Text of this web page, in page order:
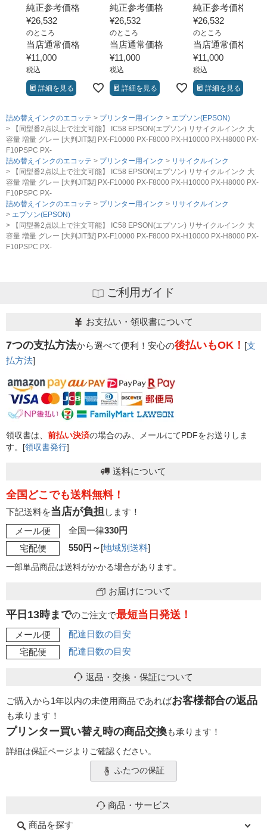
純正参考価格
¥26,532
のところ
当店通常価格
¥11,000
税込
詳細を見る
純正参考価格
¥26,532
のところ
当店通常価格
¥11,000
税込
詳細を見る
純正参考価格
¥26,532
のところ
当店通常価格
¥11,000
税込
詳細を見る
詰め替えインクのエコッテ プリンター用インク
エプソン(EPSON)
【同型番2点以上で注文可能】 IC58 EPSON(エプソン) リサイクルインク 大
容量 増量 グレー [大判JIT製] PX-F10000 PX-F8000 PX-H10000 PX-H8000 PX-
F10PSPC PX-
詰め替えインクのエコッテ
プリンター用インク
リサイクルインク
【同型番2点以上で注文可能】 IC58 EPSON(エプソン) リサイクルインク 大
容量 増量 グレー [大判JIT製] PX-F10000 PX-F8000 PX-H10000 PX-H8000 PX-
F10PSPC PX-
詰め替えインクのエコッテ
プリンター用インク
リサイクルインク
エプソン(EPSON)
【同型番2点以上で注文可能】 IC58 EPSON(エプソン) リサイクルインク 大
容量 増量 グレー [大判JIT製] PX-F10000 PX-F8000 PX-H10000 PX-H8000 PX-
F10PSPC PX-
ご利用ガイド
お支払い・領収書について
7つの支払方法から選べて便利！安心の後払いもOK！ [支
払方法]
領収書は、 前払い決済の場合のみ、メールにてPDFをお送りしま
す。[領収書発行]
送料について
全国どこでも送料無料！
下記送料を当店が負担 します！
メール便
全国一律330円
宅配便
550円～[地域別送料]
一部単品商品は送料がかかる場合があります。
お届けについて
平日13時までのご注文で最短当日発送！
メール便
配達日数の目安
宅配便
配達日数の目安
返品・交換・保証について
ご購入から1年以内の未使用商品であればお客様都合の返品
も承ります！
プリンター買い替え時の商品交換も承ります！
詳細は保証ページよりご確認ください。
ふたつの保証
商品・サービス
商品を探す